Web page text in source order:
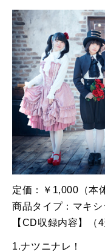
定価：￥1,000（本
商品タイプ：マキシ
【CD収録内容】（4
1.ナツニナレ！